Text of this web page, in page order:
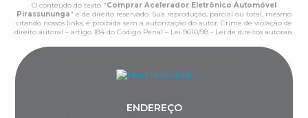
O conteúdo do texto "Comprar Acelerador Eletrônico Automóvel
Pirassununga" é de direito reservado. Sua reprodução, parcial ou total, mesmo
citando nossos links, é proibida sem a autorização do autor. Crime de violação de
direito autoral – artigo 184 do Código Penal – Lei 9610/98 - Lei de direitos autorais.
ENDEREÇO